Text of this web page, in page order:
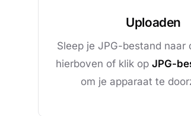
Uploaden
Sleep je JPG-bestand naar
hierboven of klik opJPG-
om je apparaat te